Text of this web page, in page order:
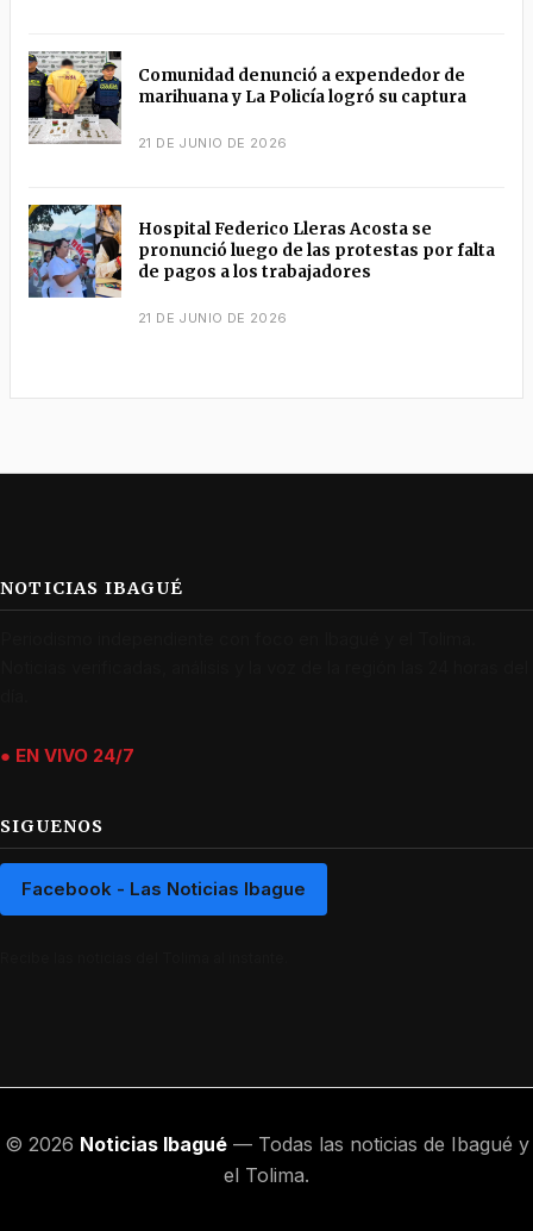
Comunidad denunció a expendedor de
marihuana y La Policía logró su captura
21 DE JUNIO DE 2026
Hospital Federico Lleras Acosta se
pronunció luego de las protestas por falta
de pagos a los trabajadores
21 DE JUNIO DE 2026
NOTICIAS IBAGUÉ
● EN VIVO 24/7
SIGUENOS
Facebook - Las Noticias Ibague
© 2026 Noticias Ibagué— Todas las noticias de Ibagué y
el Tolima.